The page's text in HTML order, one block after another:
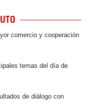
comercio y cooperación
temas del día de
de diálogo con